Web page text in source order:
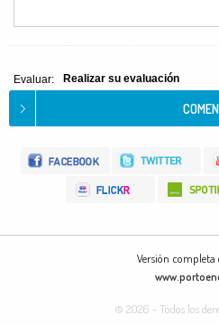
Evaluar: Realizar su evaluación
Versión completa
© 2026 - Todos los